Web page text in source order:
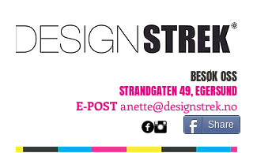
Share
BESØK OSS
STRANDGATEN 49, EGERSUND
E-POST anette@designstrek.no